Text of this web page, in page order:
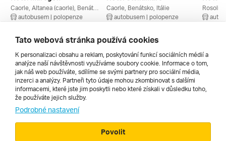
autobusem | polopenze
21 660 Kč
Caorle, Benátsko, Itálie
autobusem | polopenze
20 705 Kč
Všechny
Cestopisy
Tato webová stránka používá cookies
K personalizaci obsahu a reklam, poskytování funkcí sociálních médií a
analýze naší návštěvnosti využíváme soubory cookie. Informace o tom,
jak náš web používáte, sdílíme se svými partnery pro sociální média,
inzerci a analýzy. Partneři tyto údaje mohou zkombinovat s dalšími
informacemi, které jste jim poskytli nebo které získali v důsledku toho,
že používáte jejich služby.
Podrobné nastavení
Povolit